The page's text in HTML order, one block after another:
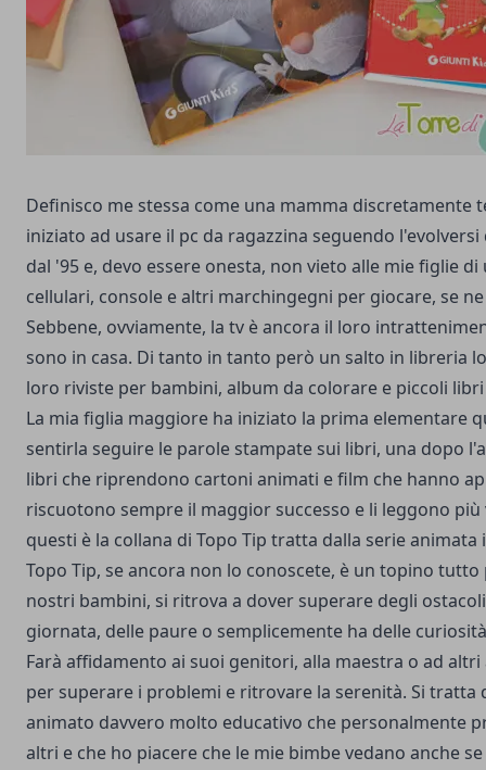
Definisco me stessa come una mamma discretamente
iniziato ad usare il pc da ragazzina seguendo
dal '95 e, devo essere onesta, non vieto alle mie figlie
cellulari, console e altri marchingegni per giocare, se
Sebbene, ovviamente, la tv è ancora il loro
sono in casa. Di tanto in tanto però un salto in libreria
loro riviste per bambini, album da colorare e piccoli
La mia figlia maggiore ha iniziato la prima elementare
sentirla seguire le parole stampate sui libri, una dopo
libri che riprendono cartoni animati e film che hanno
riscuotono sempre il maggior successo e li leggono
questi è la collana di Topo Tip tratta dalla serie animata
Topo Tip, se ancora non lo conoscete, è un topino tutto
nostri bambini, si ritrova a dover superare degli
giornata, delle paure o semplicemente ha delle
Farà affidamento ai suoi genitori, alla maestra o ad
per superare i problemi e ritrovare la serenità. Si tratta
animato davvero molto educativo che personalmente
altri e che ho piacere che le mie bimbe vedano anche